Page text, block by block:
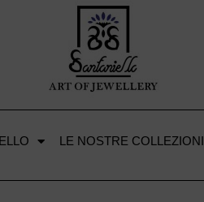
LE NOSTRE COLLEZIONI